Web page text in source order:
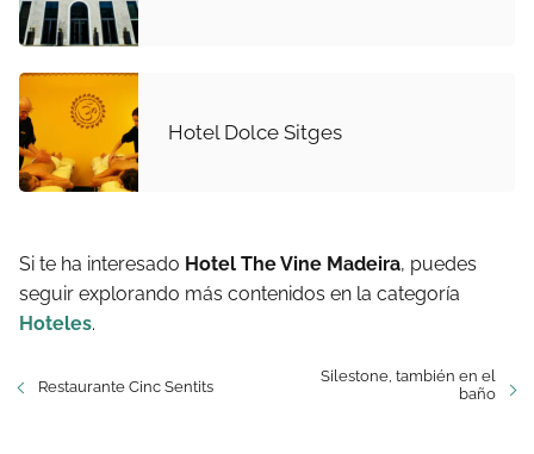
Hotel Dolce Sitges
Si te ha interesado Hotel The Vine Madeira, puedes
seguir explorando más contenidos en la categoría
Hoteles.
Restaurante Cinc Sentits
Silestone, también en el
baño